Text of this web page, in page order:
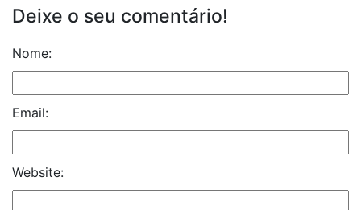
Deixe o seu comentário!
Nome:
Email:
Website: